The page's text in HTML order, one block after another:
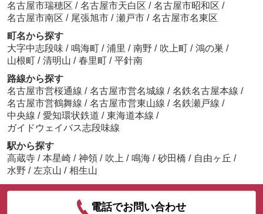
名古屋市瑞穂区 / 名古屋市天白区 / 名古屋市昭和区 /
名古屋市南区 / 尾張旭市 / 瀬戸市 / 名古屋市名東区
町名から探す
大字中志段味 / 鳴海町 / 浦里 / 南野 / 吹上町 / 鴻の巣 /
山根町 / 清明山 / 春里町 / 平針南
路線から探す
名古屋市営桜通線 / 名古屋市営名城線 / 名鉄名古屋本線 /
名古屋市営鶴舞線 / 名古屋市営東山線 / 名鉄瀬戸線 /
中央線 / 愛知環状鉄道 / 東海道本線 /
ガイドウェイバス志段味線
駅から探す
高蔵寺 / 本星崎 / 神領 / 吹上 / 鳴海 / 砂田橋 / 自由ヶ丘 /
水野 / 左京山 / 相生山
電話でお問い合わせ